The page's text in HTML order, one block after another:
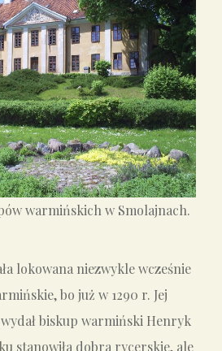
warmińskich w Smolajnach.
lokowana niezwykle wcześnie
bo już w 1290 r. Jej
biskup warmiński Henryk
stanowiła dobra rycerskie, ale